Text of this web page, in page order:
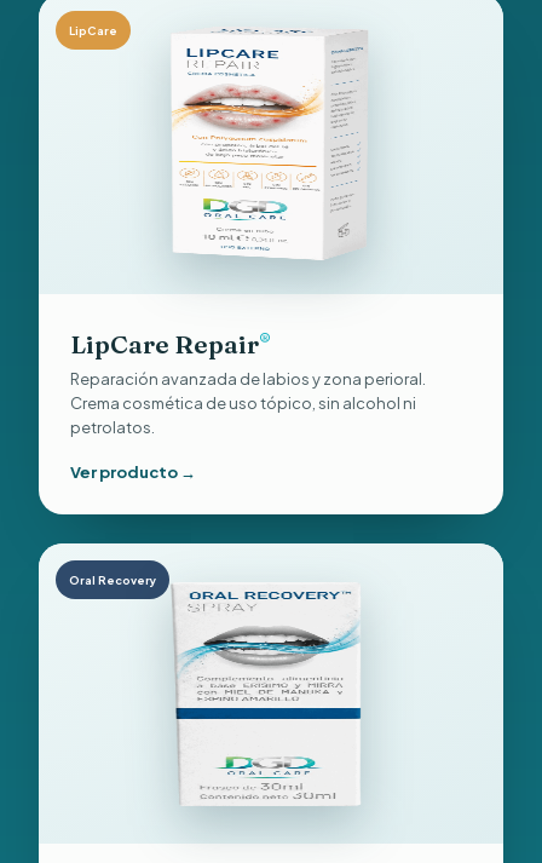
LipCare
LipCare Repair®
Reparación avanzada de labios y zona perioral.
Crema cosmética de uso tópico, sin alcohol ni
petrolatos.
Ver producto →
Oral Recovery